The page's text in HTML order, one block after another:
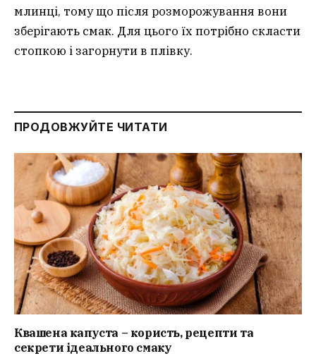
млинці, тому що після розморожування вони
зберігають смак. Для цього їх потрібно скласти
стопкою і загорнути в плівку.
ПРОДОВЖУЙТЕ ЧИТАТИ
Квашена капуста – користь, рецепти та
секрети ідеального смаку